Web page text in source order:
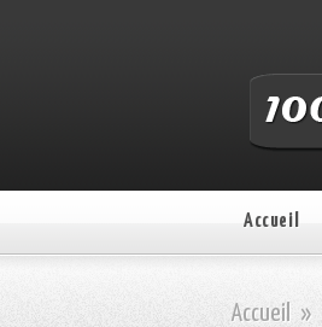
Accueil
Accueil »